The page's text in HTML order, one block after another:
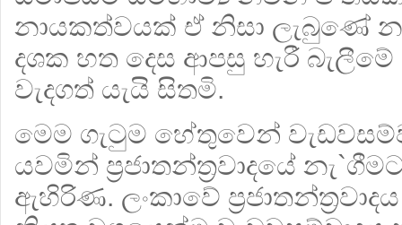
නායකත්වයක් ඒ නිසා ලැබුණේ
දශක හත දෙස ආපසු හැරී
වැදගත් යැයි සිතමි.
මෙම ගැටුම හේතුවෙන්
යවමින් ප‍්‍රජාතන්ත‍්‍රවාදයේ
ඇහිරිණ. ලංකාවේ